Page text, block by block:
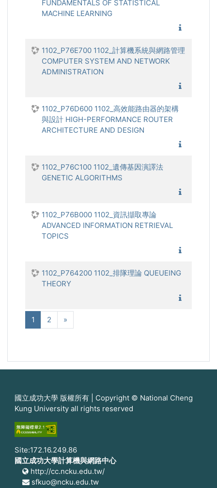
FUNDAMENTALS OF STATISTICAL
MACHINE LEARNING
1102_P76E700 1102_計算機系統與網路管理
COMPUTER SYSTEM AND NETWORK
ADMINISTRATION
1102_P76D600 1102_高效能路由器的架構
與設計 HIGH-PERFORMANCE ROUTER
ARCHITECTURE AND DESIGN
1102_P76C100 1102_遺傳基因演譯法
GENETIC ALGORITHMS
1102_P76B000 1102_資訊擷取專論
ADVANCED INFORMATION RETRIEVAL
TOPICS
1102_P764200 1102_排隊理論 QUEUEING
THEORY
1 (現在)
2 »
國立成功大學 版權所有 | Copyright © National Cheng
Kung University all rights reserved
Site:172.16.249.86
國立成功大學計算機與網路中心
http://cc.ncku.edu.tw/
sfkuo@ncku.edu.tw